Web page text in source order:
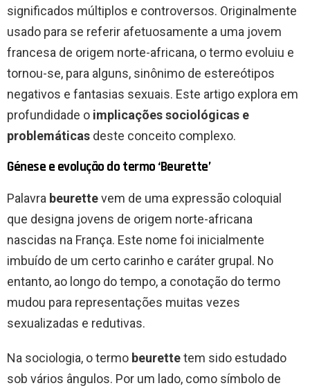
significados múltiplos e controversos. Originalmente
usado para se referir afetuosamente a uma jovem
francesa de origem norte-africana, o termo evoluiu e
tornou-se, para alguns, sinônimo de estereótipos
negativos e fantasias sexuais. Este artigo explora em
profundidade o implicações sociológicas e
problemáticas deste conceito complexo.
Génese e evolução do termo ‘Beurette’
Palavra beurettevem de uma expressão coloquial
que designa jovens de origem norte-africana
nascidas na França. Este nome foi inicialmente
imbuído de um certo carinho e caráter grupal. No
entanto, ao longo do tempo, a conotação do termo
mudou para representações muitas vezes
sexualizadas e redutivas.
Na sociologia, o termo beurettetem sido estudado
sob vários ângulos. Por um lado, como símbolo de